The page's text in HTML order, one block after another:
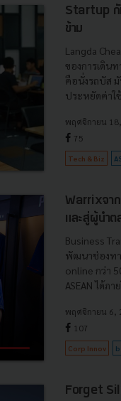
Startup กั
ข้าม
Langda
ของการเดิน
คือนั่งรถบัส
ประหยัดค่าใช้
พฤศจิกายน
75
Tech & Biz
Warrixจาก
และสู่ผู้นำต
Business
พัฒนาช่องทา
online กว่า
ASEAN ได้ภาย
พฤศจิกายน 6,
107
Corp Innov
Forget